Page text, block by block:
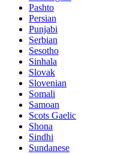
Pashto
Persian
Punjabi
Serbian
Sesotho
Sinhala
Slovak
Slovenian
Somali
Samoan
Scots Gaelic
Shona
Sindhi
Sundanese